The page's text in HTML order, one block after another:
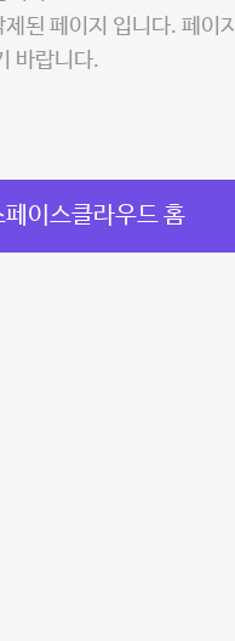
된 페이지 입니다. 페이지
바랍니다.
페이스클라우드 홈